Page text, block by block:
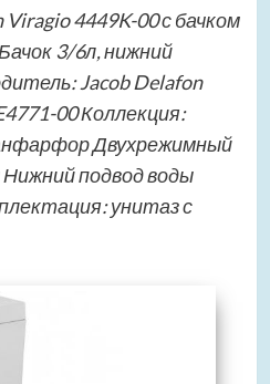
4449K-00 с бачком
3/6л, нижний
Jacob Delafon
00 Коллекция:
Двухрежимный
подвод воды
унитаз с